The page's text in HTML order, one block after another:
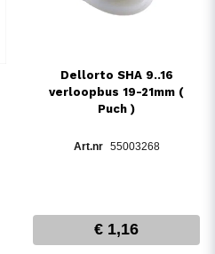
Dellorto SHA 9..16
verloopbus 19-21mm (
Puch )
55003268
€ 1,16